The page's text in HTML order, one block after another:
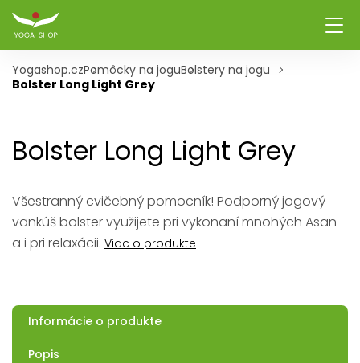
Yogashop.czPomôcky na joguBolstery na jogu
Bolster Long Light Grey
Bolster Long Light Grey
Všestranný cvičebný pomocník! Podporný jogový
vankúš bolster využijete pri vykonaní mnohých Asan
a i pri relaxácii. Viac o produkte
Informácie o produkte
Popis